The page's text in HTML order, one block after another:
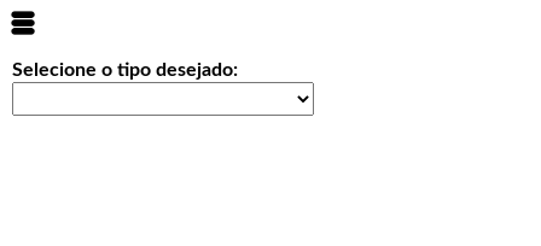
Selecione o tipo desejado: